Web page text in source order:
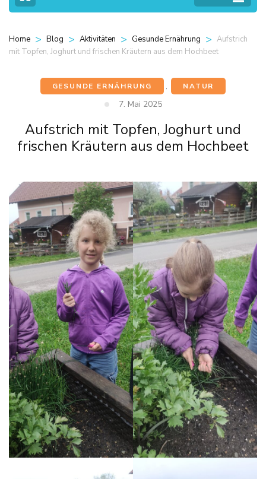
Home > Blog > Aktivitäten > Gesunde Ernährung > Aufstrich
mit Topfen, Joghurt und frischen Kräutern aus dem Hochbeet
GESUNDE ERNÄHRUNG , NATUR
7. Mai 2025
Aufstrich mit Topfen, Joghurt und
frischen Kräutern aus dem Hochbeet